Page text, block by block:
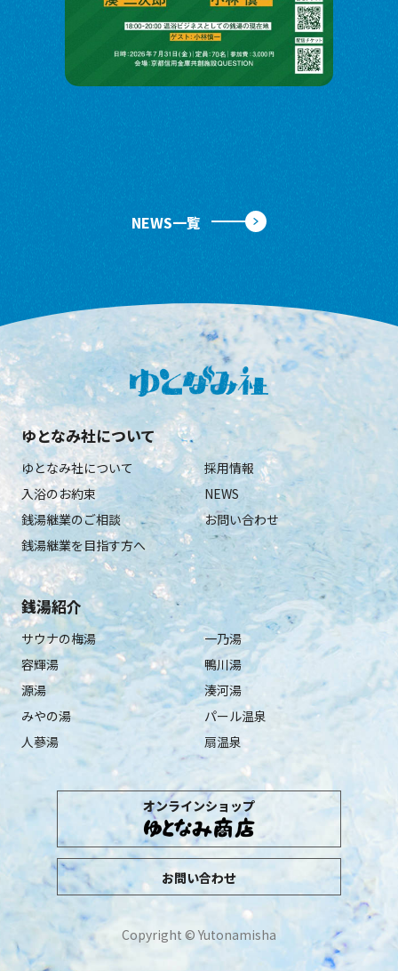
NEWS一覧
ゆとなみ社について
ゆとなみ社について
入浴のお約束
銭湯継業のご相談
銭湯継業を目指す方へ
採用情報
NEWS
お問い合わせ
銭湯紹介
サウナの梅湯
容輝湯
源湯
みやの湯
人蔘湯
一乃湯
鴨川湯
湊河湯
パール温泉
扇温泉
オンラインショップ
お問い合わせ
Copyright © Yutonamisha